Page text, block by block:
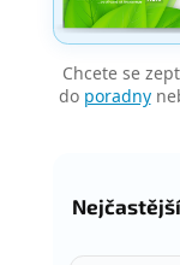
Chcete se
do poradny